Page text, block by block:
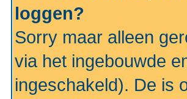
loggen?
Sorry maar alleen
via het ingebouwde
ingeschakeld). De is